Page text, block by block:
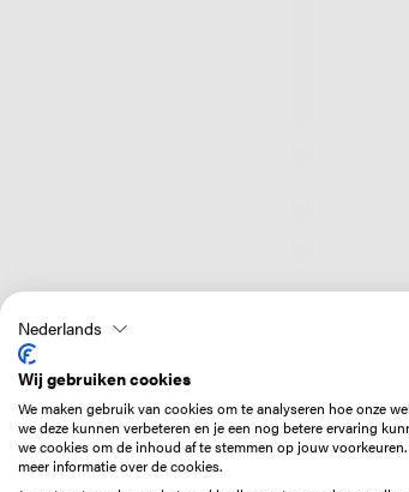
Nederlands
Wij gebruiken cookies
We maken gebruik van cookies om te analyseren hoe onze
we deze kunnen verbeteren en je een nog betere ervaring
we cookies om de inhoud af te stemmen op jouw
meer informatie over de cookies.